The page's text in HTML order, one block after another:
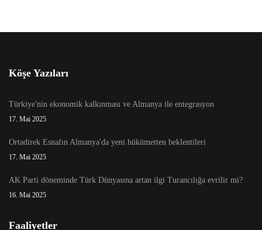
Köşe Yazıları
Türkiye'nin ekonomik kalkınması ve Almanya ile entegrasyon
17. Mai 2025
Ortadirek Esnafın Almanya'da yeni hükümetten beklentileri
17. Mai 2025
AK Parti döneminde Türk Dünyasına artan ilgi Turancılığa evrilir mi?
16. Mai 2025
Faaliyetler